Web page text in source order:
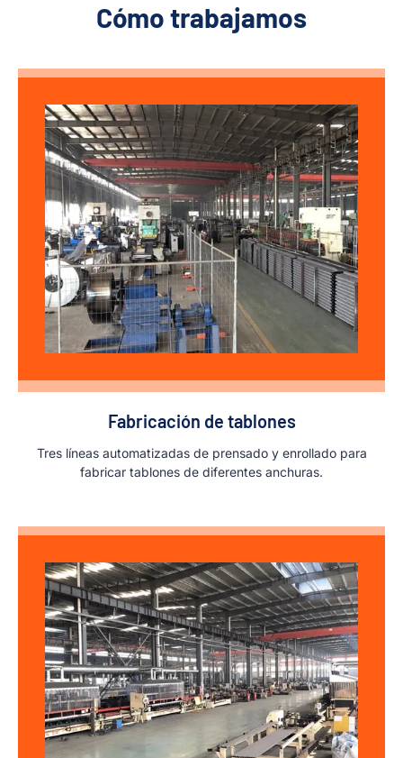
Cómo trabajamos
Fabricación de tablones
Tres líneas automatizadas de prensado y enrollado para
fabricar tablones de diferentes anchuras.